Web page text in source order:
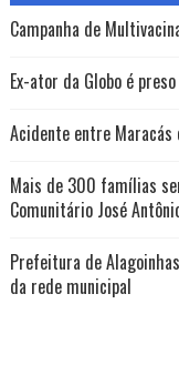
Campanha de
Ex-ator da Globo é
Acidente entre
Mais de 300 famílias
Comunitário José
Prefeitura de
da rede municipal